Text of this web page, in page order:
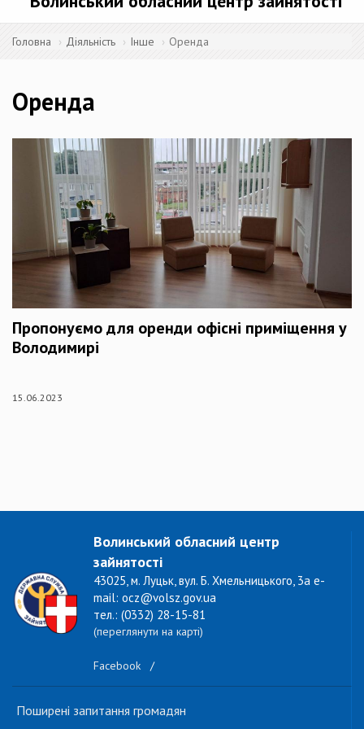
Головна Діяльність Інше Оренда
Оренда
Пропонуємо для оренди офісні приміщення у
Володимирі
15.06.2023
Волинський обласний центр
зайнятості
43025, м. Луцьк, вул. Б. Хмельницького, 3а e-
mail: ocz@volsz.gov.ua
тел.: (0332) 28-15-81
(переглянути на карті)
Facebook /
Поширені запитання громадян